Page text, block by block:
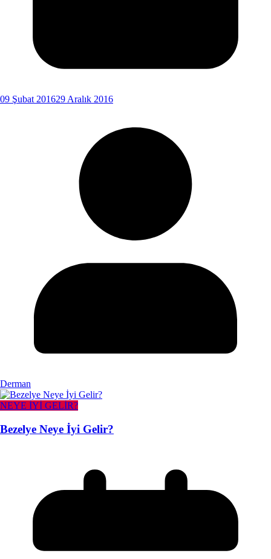
09 Şubat 201629 Aralık 2016
Derman
NEYE İYİ GELİR?
Bezelye Neye İyi Gelir?